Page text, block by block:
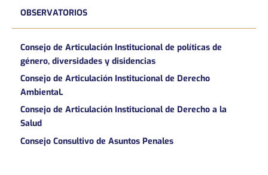
OBSERVATORIOS
Consejo de Articulación Institucional de políticas de
género, diversidades y disidencias
Consejo de Articulación Institucional de Derecho
AmbientaL
Consejo de Articulación Institucional de Derecho a la
Salud
Consejo Consultivo de Asuntos Penales